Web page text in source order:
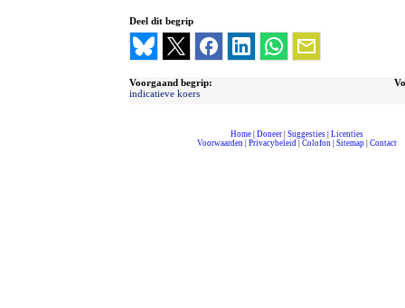
Deel dit begrip
Voorgaand begrip:
indicatieve koers
Home| Doneer| Suggesties| Licenties
Voorwaarden| Privacybeleid| Colofon| Sitemap| Contact